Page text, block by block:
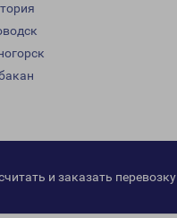
и заказать перевозку